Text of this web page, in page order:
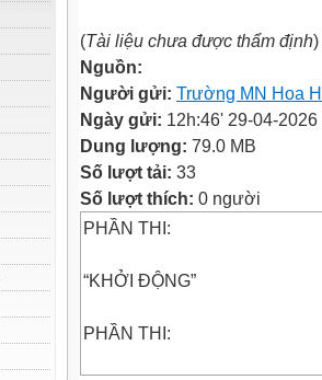
(Tài liệu chưa được thẩm định)
Nguồn:
Người gửi: Trường MN Hoa
Ngày gửi: 12h:46' 29-04-2026
Dung lượng: 79.0 MB
Số lượt tải: 33
Số lượt thích: 0 người
PHẦN THI:
“KHỞI ĐỘNG”
PHẦN THI: